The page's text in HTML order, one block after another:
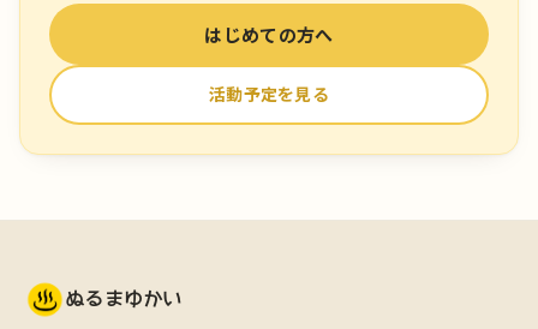
はじめての方へ
活動予定を見る
ぬるまゆかい